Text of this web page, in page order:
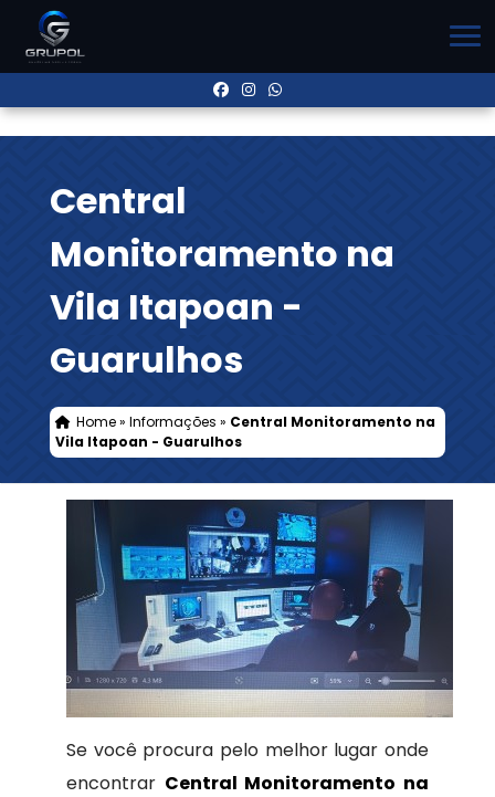
Central
Monitoramento na
Vila Itapoan -
Guarulhos
Home» Informações » Central Monitoramento na
Vila Itapoan - Guarulhos
Se você procura pelo melhor lugar onde
encontrar Central Monitoramento na